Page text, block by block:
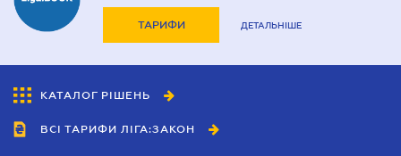
ТАРИФИ ДЕТАЛЬНІШЕ
КАТАЛОГ РІШЕНЬ
ВСІ ТАРИФИ ЛІГА:ЗАКОН